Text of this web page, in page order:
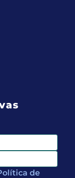
de